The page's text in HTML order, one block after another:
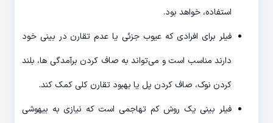
استفاده، خواهد بود.
فیلر برای افرادی که عیوب جزئی یا عدم تقارن در بینی خود
دارند مناسب است و می‌تواند به صاف کردن برآمدگی ها، بلند
کردن نوک، صاف کردن پل یا بهبود تقارن کلی کمک کند.
فیلر بینی یک روش کم تهاجمی است که نیازی به بیهوشی